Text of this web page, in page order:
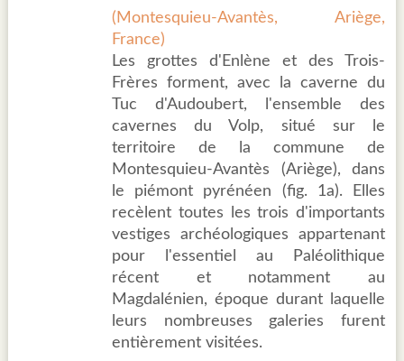
(Montesquieu-Avantès, Ariège,
France)
Les grottes d'Enlène et des Trois-
Frères forment, avec la caverne du
Tuc d'Audoubert, l'ensemble des
cavernes du Volp, situé sur le
territoire de la commune de
Montesquieu-Avantès (Ariège), dans
le piémont pyrénéen (fig. 1a). Elles
recèlent toutes les trois d'importants
vestiges archéologiques appartenant
pour l'essentiel au Paléolithique
récent et notamment au
Magdalénien, époque durant laquelle
leurs nombreuses galeries furent
entièrement visitées.